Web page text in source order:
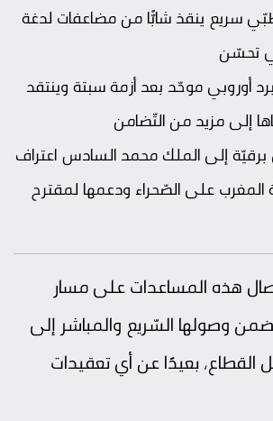
سريع ينقذ شابًّا من مضاعفات لدغة
تحسّن
أوروبي موحّد بعد أزمة سبتة وينتقد
إلى مزيد من التّضامن
إلى الملك محمد السادس اعتراف
على الصّحراء ودعمها لمقترح
هذه المساعدات على مسار
وصولها السّريع والمباشر إلى
القطاع، بعيدًا عن أي تعقيدات